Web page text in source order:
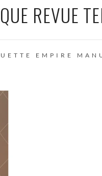
REVUE
EMPIRE